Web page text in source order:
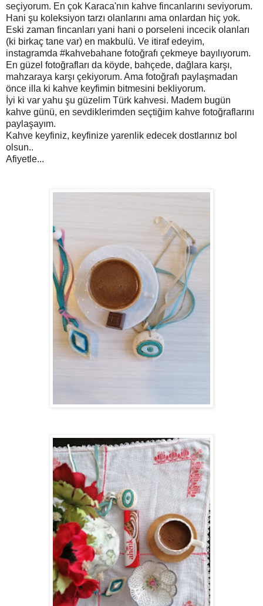
seçiyorum. En çok Karaca'nın kahve fincanlarını seviyorum.
Hani şu koleksiyon tarzı olanlarını ama onlardan hiç yok.
Eski zaman fincanları yani hani o porseleni incecik olanları
(ki birkaç tane var) en makbulü. Ve itiraf edeyim,
instagramda #kahvebahane fotoğrafı çekmeye bayılıyorum.
En güzel fotoğrafları da köyde, bahçede, dağlara karşı,
mahzaraya karşı çekiyorum. Ama fotoğrafı paylaşmadan
önce illa ki kahve keyfimin bitmesini bekliyorum.
İyi ki var yahu şu güzelim Türk kahvesi. Madem bugün
kahve günü, en sevdiklerimden seçtiğim kahve fotoğraflarını
paylaşayım.
Kahve keyfiniz, keyfinize yarenlik edecek dostlarınız bol
olsun..
Afiyetle...